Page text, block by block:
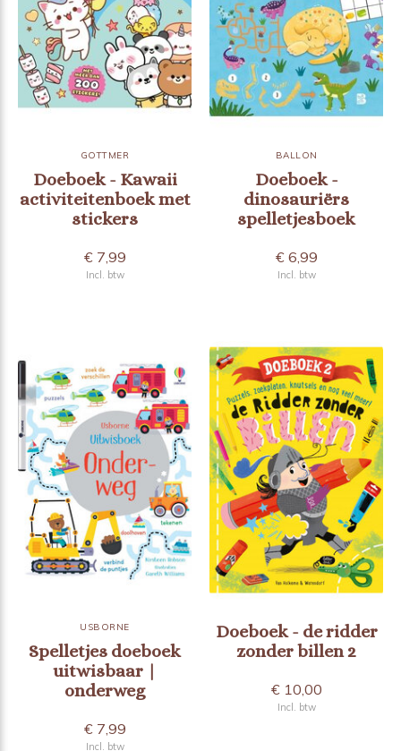
GOTTMER
Doeboek - Kawaii
activiteitenboek met
stickers
€ 7,99
Incl. btw
BALLON
Doeboek -
dinosauriërs
spelletjesboek
€ 6,99
Incl. btw
USBORNE
Spelletjes doeboek
uitwisbaar |
onderweg
€ 7,99
Incl. btw
Doeboek - de ridder
zonder billen 2
€ 10,00
Incl. btw